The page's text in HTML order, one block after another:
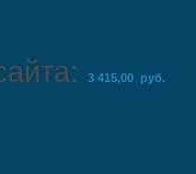
3 415,00 руб.